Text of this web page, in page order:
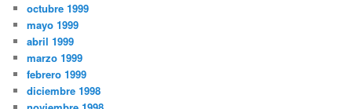
octubre 1999
mayo 1999
abril 1999
marzo 1999
febrero 1999
diciembre 1998